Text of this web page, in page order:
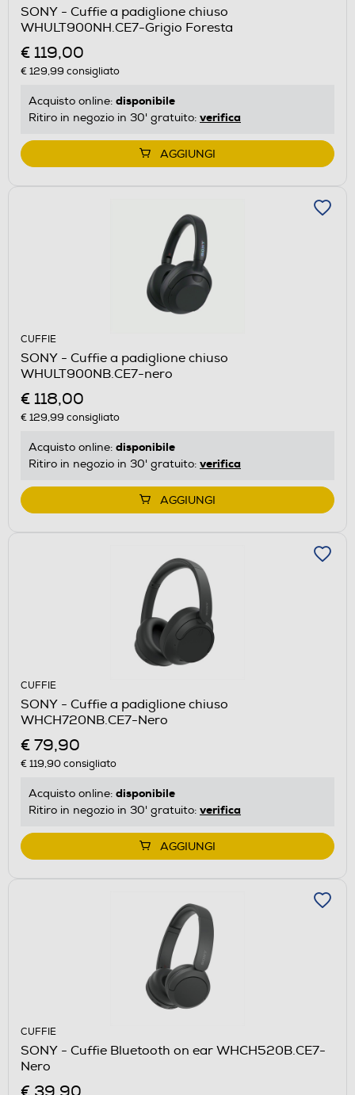
SONY - Cuffie a padiglione chiuso
WHULT900NH.CE7-Grigio Foresta
€ 119,00
€ 129,99 consigliato
Acquisto online: disponibile
Ritiro in negozio in 30' gratuito: verifica
AGGIUNGI
CUFFIE
SONY - Cuffie a padiglione chiuso
WHULT900NB.CE7-nero
€ 118,00
€ 129,99 consigliato
Acquisto online: disponibile
Ritiro in negozio in 30' gratuito: verifica
AGGIUNGI
CUFFIE
SONY - Cuffie a padiglione chiuso
WHCH720NB.CE7-Nero
€ 79,90
€ 119,90consigliato
Acquisto online: disponibile
Ritiro in negozio in 30' gratuito: verifica
AGGIUNGI
CUFFIE
SONY - Cuffie Bluetooth on ear WHCH520B.CE7-
Nero